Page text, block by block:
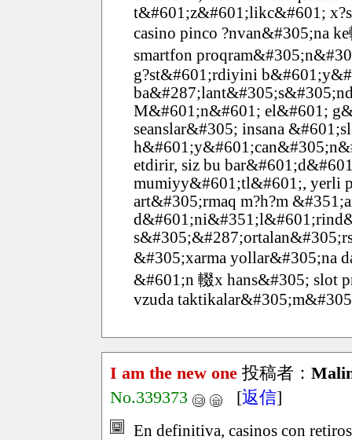
t&#601;z&#601;likc&#601;
casino pinco ?nvan&#305;na
smartfon
g?st&#601;rdiyini
M&#601;n&#601; el&#601;
seanslar&#305; insana
etdirir, siz bu
mumiyy&#601;tl&#601;, yerli
art&#305;rmaq m?h?m
&#305;xarma yollar&#305;na
&#601;n 輟x hans&#305; slot
vzuda
I am the new one 投稿者：
No.339373
[返信]
En definitiva, casinos con